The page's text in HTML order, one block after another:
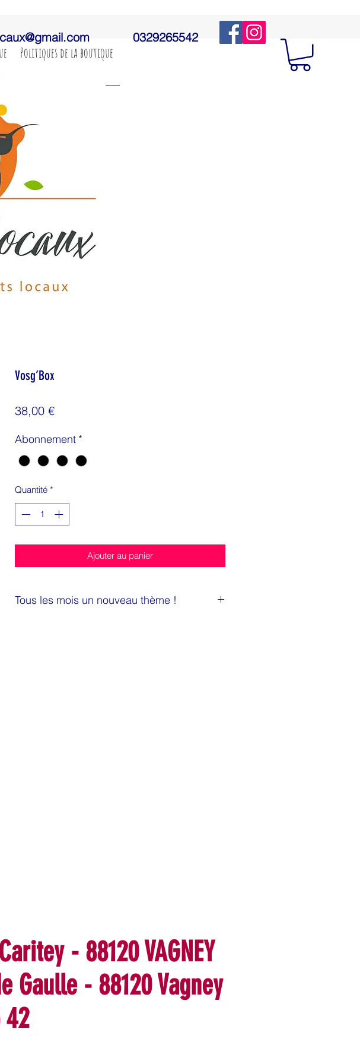
Politiques de la boutique
0329265542
Vosg’Box
38,00 €Prix
Abonnement *
Quantité *
Ajouter au panier
Tous les mois un nouveau thème !
- 88120 VAGNEY
Gaulle - 88120 Vagney